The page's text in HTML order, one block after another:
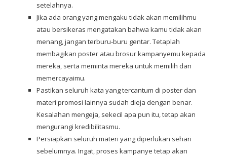
setelahnya.
Jika ada orang yang mengaku tidak akan memilihmu
atau bersikeras mengatakan bahwa kamu tidak akan
menang, jangan terburu-buru gentar. Tetaplah
membagikan poster atau brosur kampanyemu kepada
mereka, serta meminta mereka untuk memilih dan
memercayaimu.
Pastikan seluruh kata yang tercantum di poster dan
materi promosi lainnya sudah dieja dengan benar.
Kesalahan mengeja, sekecil apa pun itu, tetap akan
mengurangi kredibilitasmu.
Persiapkan seluruh materi yang diperlukan sehari
sebelumnya. Ingat, proses kampanye tetap akan